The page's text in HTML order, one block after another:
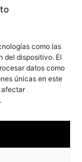
como las
del dispositivo. El
datos como
únicas en este
afectar